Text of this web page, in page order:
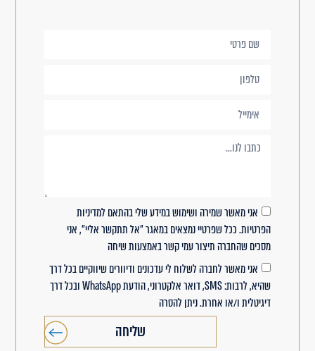
אני מאשר שמירה ושימוש במידע שלי בהתאם למדיניות
הפרטיות. ככל שפרטיי נמצאים במאגר "אל תתקשר אליי", אני
מסכים שהחברה תיצור עמי קשר באמצעות שיחה
אני מאשר לחברה לשלוח לי עדכונים ודיוורים שיווקיים בכל דרך
שהיא, לרבות: SMS, דואר אלקטרוני, הודעת WhatsApp ובכל דרך
דיגיטלית ו/או אחרת. ניתן להסרה
שליחה